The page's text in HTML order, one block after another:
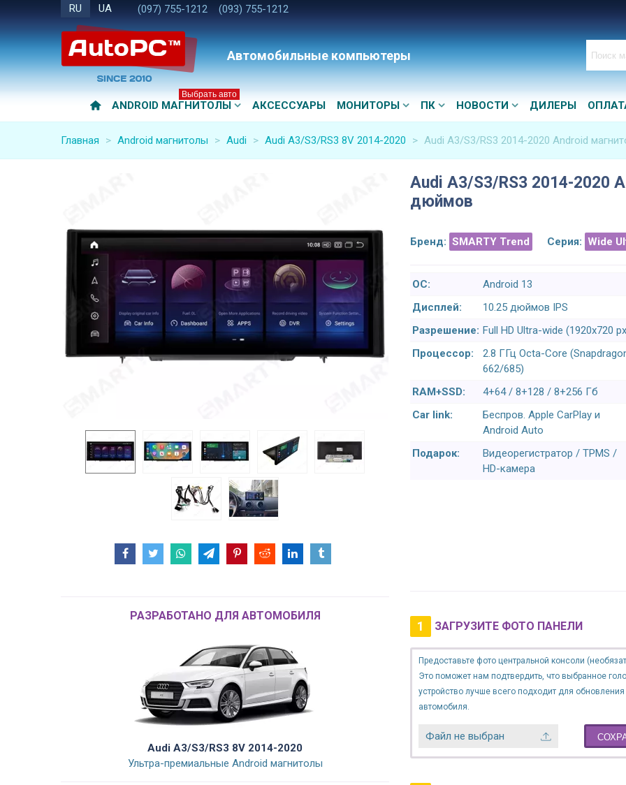
RU UA (097) 755-1212 (093) 755-1212
Автомобильные компьютеры
ANDROID МАГНИТОЛЫ
Выбрать авто
АКСЕССУАРЫ МОНИТОРЫ ПК НОВОСТИ ДИЛЕРЫ
Главная > Android магнитолы > Audi > Audi A3/S3/RS3 8V 2014-2020 > Audi A3/S3/RS3 2014-2020 Android
РАЗРАБОТАНО ДЛЯ АВТОМОБИЛЯ
Audi A3/S3/RS3 8V 2014-2020
Ультра-премиальные Android магнитолы
Audi A3/S3/RS3 2014-2020
дюймов
Бренд: SMARTY Trend Серия: Wide
ОС:
Android 13
Дисплей:
10.25 дюймов IPS
Разрешение: Full HD Ultra-wide (1920x720
Процессор:
2.8 ГГц Octa-Core
662/685)
RAM+SSD:
4+64 / 8+128 / 8+256 Гб
Car link:
Беспров. Apple CarPlay и
Android Auto
Подарок:
Видеорегистратор / TPMS /
HD-камера
1 ЗАГРУЗИТЕ ФОТО ПАНЕЛИ
Предоставьте фото центральной консоли
Это поможет нам подтвердить, что выбранное
устройство лучше всего подходит для
автомобиля.
Файл не выбран